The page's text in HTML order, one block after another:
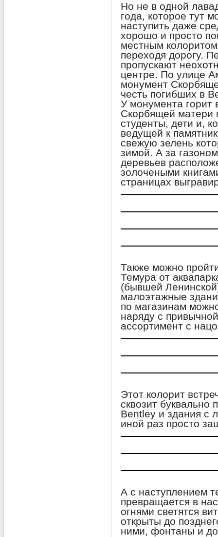
Но не в одной
года, которое тут
наступить даже
хорошо и просто
местным
переходя дорогу.
пропускают
центре. По улице
монумент
честь погибших в
У монумента горит
Скорбящей матери
студенты, дети и,
ведущей к
свежую зелень
зимой. А за
деревьев
золочеными
страницах
Также можно
Темура от
(бывшей
малоэтажные
по магазинам
наряду с
ассортимент с
Этот колорит
сквозит буквально
Bentley и здания с
иной раз просто
А с наступлением
превращается в
огнями светятся
открыты до
ними, фонтаны и